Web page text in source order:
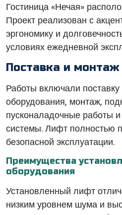
Гостиница «Нечая»
Проект реализован с
эргономику и
условиях ежедневной
Поставка и
Работы включали
оборудования, монтаж,
пусконаладочные работы
системы. Лифт полностью
безопасной эксплуатации.
Преимущества
оборудования
Установленный лифт
низким уровнем шума и